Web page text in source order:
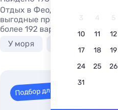
3
4 5
10
11 12
17
18 19
24
25 26
31
Отдых в Феодосии с
выгодные предложения
более 192 вариантов, от
У моря
Подбор для вас